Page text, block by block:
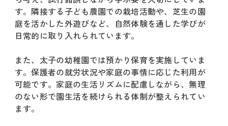
す。隣接する子ども農園での栽培活動や、芝生の園
庭を活かした外遊びなど、自然体験を通した学びが
日常的に取り入れられています。
また、太子の幼稚園では預かり保育を実施していま
す。保護者の就労状況や家庭の事情に応じた利用が
可能です。家庭の生活リズムに配慮しながら、無理
のない形で園生活を続けられる体制が整えられてい
ます。